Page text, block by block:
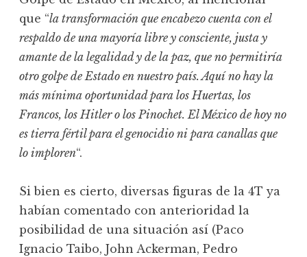
que “la transformación que encabezo cuenta con el
respaldo de una mayoría libre y consciente, justa y
amante de la legalidad y de la paz, que no permitiría
otro golpe de Estado en nuestro país. Aquí no hay la
más mínima oportunidad para los Huertas, los
Francos, los Hitler o los Pinochet. El México de hoy no
es tierra fértil para el genocidio ni para canallas que
lo imploren“.
Si bien es cierto, diversas figuras de la 4T ya
habían comentado con anterioridad la
posibilidad de una situación así (Paco
Ignacio Taibo, John Ackerman, Pedro